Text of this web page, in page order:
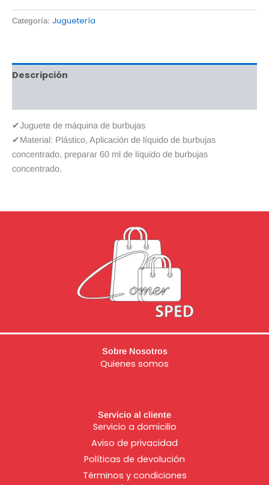
Categoría: Juguetería
Descripción
✔Juguete de máquina de burbujas
✔Material: Plástico, Aplicación de líquido de burbujas
concentrado, preparar 60 ml de líquido de burbujas
concentrado.
Sobre Nosotros
Quienes somos
Servicio al cliente
Servicio a domicilio
Aviso de privacidad
Políticas de devolución
Términos y condiciones